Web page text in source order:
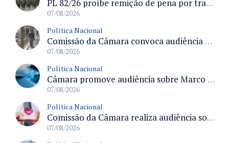
PL 82/26 proíbe remição de pena por trabalho em funções militares para condenados por crimes contra o Estado Democrático de Direito
07/08/2026
Política Nacional
Comissão da Câmara convoca audiência para discutir misoginia nas escolas e universidades após divulgação de listas misóginas
07/08/2026
Política Nacional
Câmara promove audiência sobre Marco de Fomento à Economia Digital e impactos da inteligência artificial
07/08/2026
Política Nacional
Comissão da Câmara realiza audiência sobre apostas online para medir o tamanho do mercado ilegal
07/08/2026